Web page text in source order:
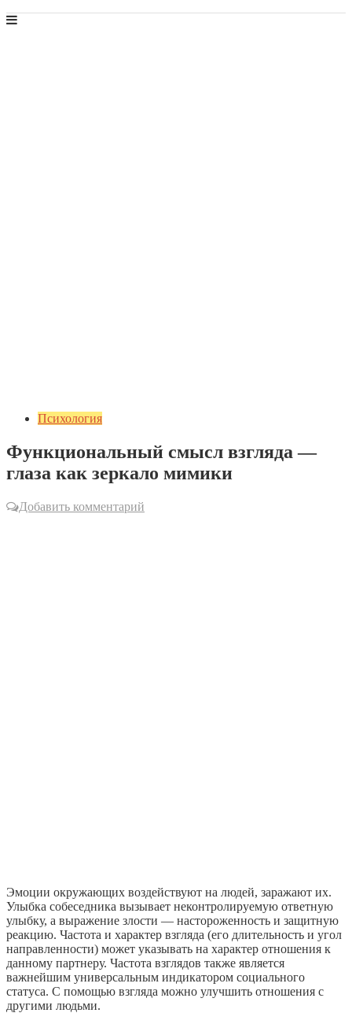
Психология
Функциональный смысл взгляда —
глаза как зеркало мимики
Добавить комментарий
Эмоции окружающих воздействуют на людей, заражают их.
Улыбка собеседника вызывает неконтролируемую ответную
улыбку, а выражение злости — настороженность и защитную
реакцию. Частота и характер взгляда (его длительность и угол
направленности) может указывать на характер отношения к
данному партнеру. Частота взглядов также является
важнейшим универсальным индикатором социального
статуса. С помощью взгляда можно улучшить отношения с
другими людьми.